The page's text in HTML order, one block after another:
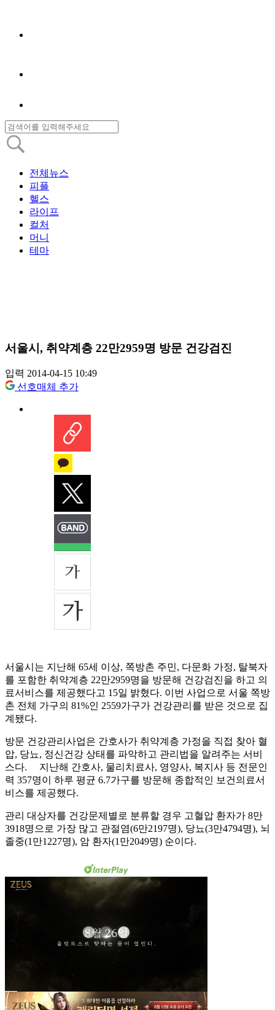
전체뉴스
피플
헬스
라이프
컬처
머니
테마
서울시, 취약계층 22만2959명 방문 건강검진
입력 2014-04-15 10:49
선호매체 추가
서울시는 지난해 65세 이상, 쪽방촌 주민, 다문화 가정, 탈북자
를 포함한 취약계층 22만2959명을 방문해 건강검진을 하고 의
료서비스를 제공했다고 15일 밝혔다. 이번 사업으로 서울 쪽방
촌 전체 가구의 81%인 2559가구가 건강관리를 받은 것으로 집
계됐다.
방문 건강관리사업은 간호사가 취약계층 가정을 직접 찾아 혈
압, 당뇨, 정신건강 상태를 파악하고 관리법을 알려주는 서비
스다. 지난해 간호사, 물리치료사, 영양사, 복지사 등 전문인
력 357명이 하루 평균 6.7가구를 방문해 종합적인 보건의료서
비스를 제공했다.
관리 대상자를 건강문제별로 분류할 경우 고혈압 환자가 8만
3918명으로 가장 많고 관절염(6만2197명), 당뇨(3만4794명), 뇌
졸중(1만1227명), 암 환자(1만2049명) 순이다.